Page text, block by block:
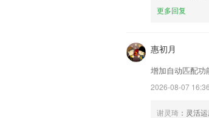
更多回复
惠初月
增加自动匹配
2026-08-07
谢灵琦 ：灵活